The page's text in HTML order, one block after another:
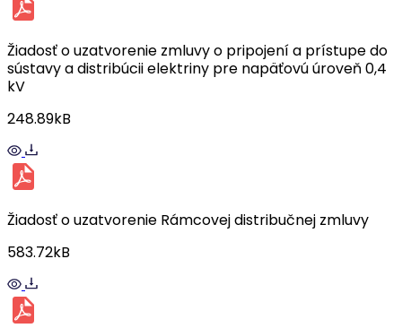
Žiadosť o uzatvorenie zmluvy o pripojení a prístupe do
sústavy a distribúcii elektriny pre napäťovú úroveň 0,4
kV
248.89kB
Žiadosť o uzatvorenie Rámcovej distribučnej zmluvy
583.72kB